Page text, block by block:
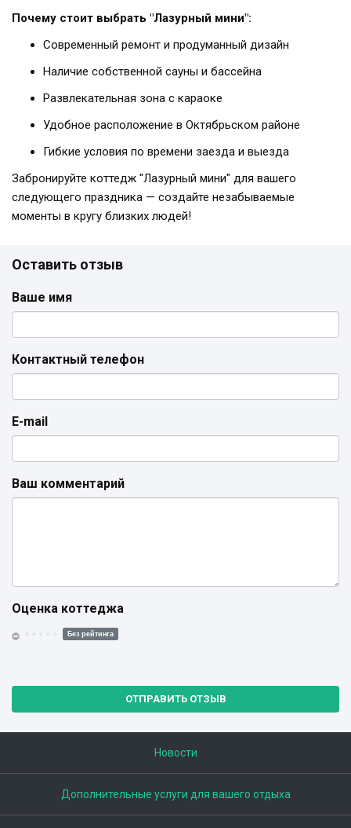
Почему стоит выбрать "Лазурный мини":
Современный ремонт и продуманный дизайн
Наличие собственной сауны и бассейна
Развлекательная зона с караоке
Удобное расположение в Октябрьском районе
Гибкие условия по времени заезда и выезда
Забронируйте коттедж "Лазурный мини" для вашего
следующего праздника — создайте незабываемые
моменты в кругу близких людей!
Оставить отзыв
Ваше имя
Контактный телефон
E-mail
Ваш комментарий
Оценка коттеджа
Без рейтинга
ОТПРАВИТЬ ОТЗЫВ
Новости
Дополнительные услуги для вашего отдыха